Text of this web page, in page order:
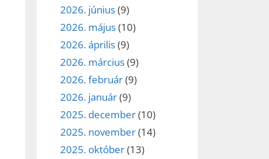
2026. június(9)
2026. május(10)
2026. április(9)
2026. március(9)
2026. február(9)
2026. január(9)
2025. december(10)
2025. november(14)
2025. október(13)